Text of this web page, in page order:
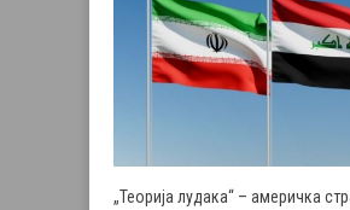
„Теорија лудака“ – америчка